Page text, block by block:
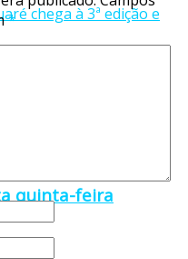
chega à 3ª
quinta-feira
*